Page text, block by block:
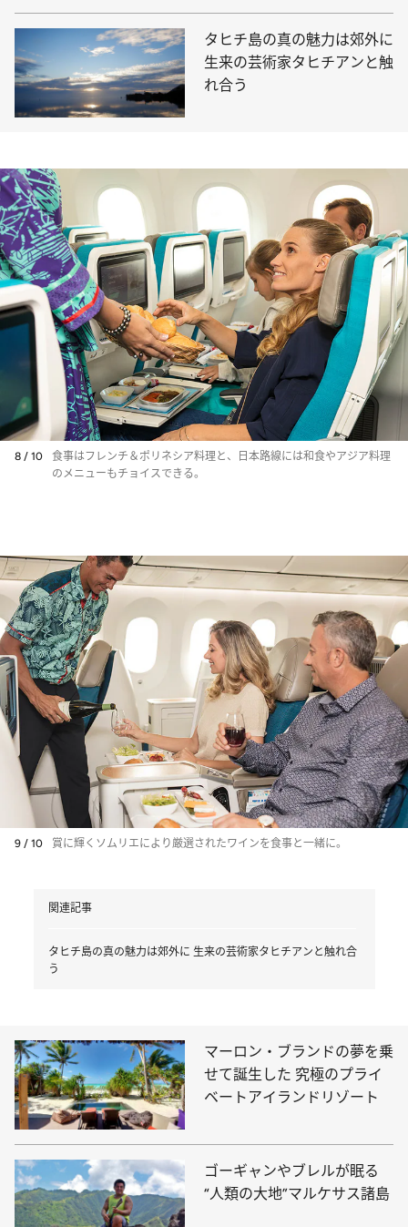
タヒチ島の真の魅力は郊外に
生来の芸術家タヒチアンと触
れ合う
8 / 10
食事はフレンチ＆ポリネシア料理と、日本路線には和食やアジア料理
のメニューもチョイスできる。
9 / 10 賞に輝くソムリエにより厳選されたワインを食事と一緒に。
関連記事
タヒチ島の真の魅力は郊外に 生来の芸術家タヒチアンと触れ合
う
マーロン・ブランドの夢を乗
せて誕生した 究極のプライ
ベートアイランドリゾート
ゴーギャンやブレルが眠る
“人類の大地”マルケサス諸島